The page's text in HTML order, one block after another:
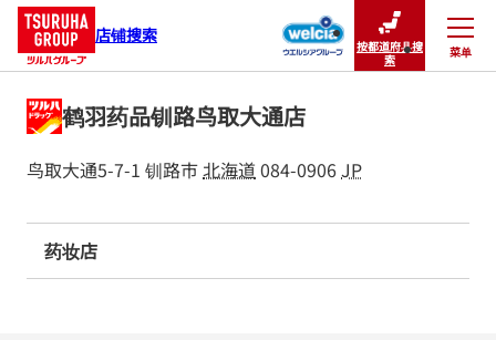
店铺搜索
按都道府县搜
索
菜单
关闭
鹤羽药品钏路鸟取大通店
鸟取大通5-7-1 钏路市北海道 084-0906JP
药妆店